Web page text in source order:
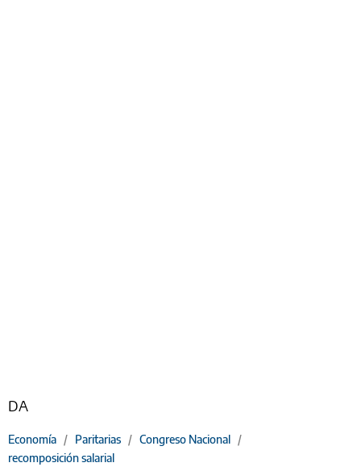
DA
Economía / Paritarias / Congreso Nacional /
recomposición salarial